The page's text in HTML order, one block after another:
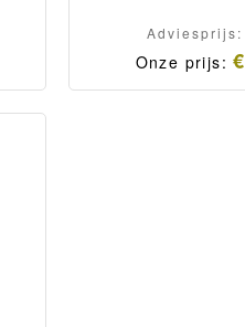
Adviesprijs:
Onze prijs:€